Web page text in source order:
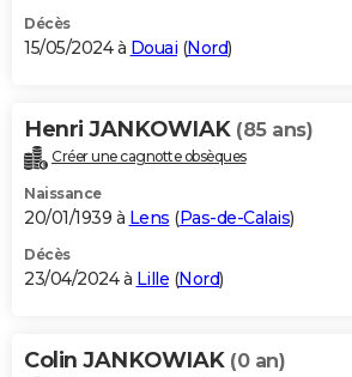
Décès
15/05/2024 à Douai (Nord)
Henri JANKOWIAK (85 ans)
Créer une cagnotte obsèques
Naissance
20/01/1939 à Lens (Pas-de-Calais)
Décès
23/04/2024 à Lille (Nord)
Colin JANKOWIAK (0 an)